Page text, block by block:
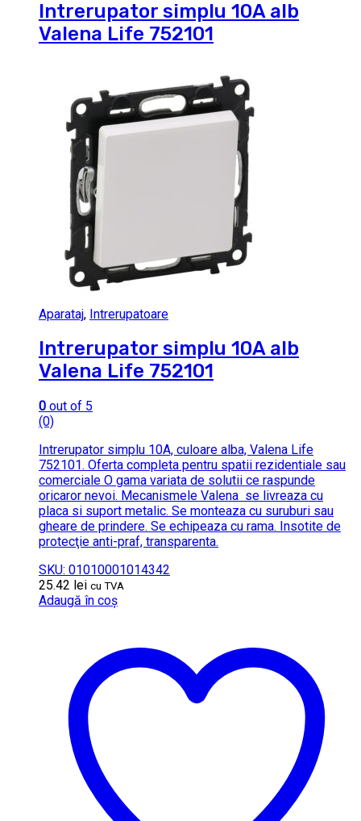
Intrerupator simplu 10A alb
Valena Life 752101
Aparataj, Intrerupatoare
Intrerupator simplu 10A alb
Valena Life 752101
0 out of 5
(0)
Intrerupator simplu 10A, culoare alba, Valena Life
752101. Oferta completa pentru spatii rezidentiale sau
comerciale O gama variata de solutii ce raspunde
oricaror nevoi. Mecanismele Valena se livreaza cu
placa si suport metalic. Se monteaza cu suruburi sau
gheare de prindere. Se echipeaza cu rama. Insotite de
protecţie anti-praf, transparenta.
SKU: 01010001014342
25.42 lei cu TVA
Adaugă în coș